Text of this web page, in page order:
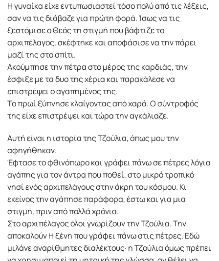
Η γυναίκα είχε εντυπωσιαστεί τόσο πολύ από τις λέξεις,
σαν να τις διάβαζε για πρώτη φορά. Ίσως να τις
ξεστόμισε ο Θεός τη στιγμή που βάφτιζε το
αρχιπέλαγος, σκέφτηκε και αποφάσισε να την πάρει
μαζί της στο σπίτι.
Ακούμπησε την πέτρα στο μέρος της καρδιάς, την
έσφιξε με τα δυο της χέρια και παρακάλεσε να
επιστρέψει ο αγαπημένος της.
Το πρωί ξύπνησε κλαίγοντας από χαρά. Ο σύντροφός
της είχε επιστρέψει και τώρα την αγκάλιαζε.
Αυτή είναι η ιστορία της Τζούλια, όπως μου την
αφηγήθηκαν.
Έφτασε το φθινόπωρο και γράφει πάνω σε πέτρες λόγια
αγάπης για τον άντρα που ποθεί, στο μικρό τροπικό
νησί ενός αρχιπελάγους στην άκρη του κόσμου. Κι
εκείνος την αγάπησε παράφορα, έστω και για μια
στιγμή, πριν από πολλά χρόνια.
Στο αρχιπέλαγος όλοι γνωρίζουν την Τζούλια. Την
αποκαλούν Η ξένη που γράφει πάνω στις πέτρες. Εδώ
μιλάνε αναρίθμητες διαλέκτους· η Τζούλια όμως πρέπει